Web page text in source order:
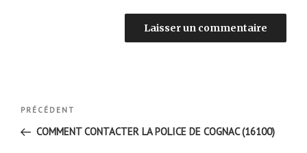
Navigation
l’article
Article
précédent
PRÉCÉDENT
COMMENT CONTACTER LA POLICE DE COGNAC (16100)